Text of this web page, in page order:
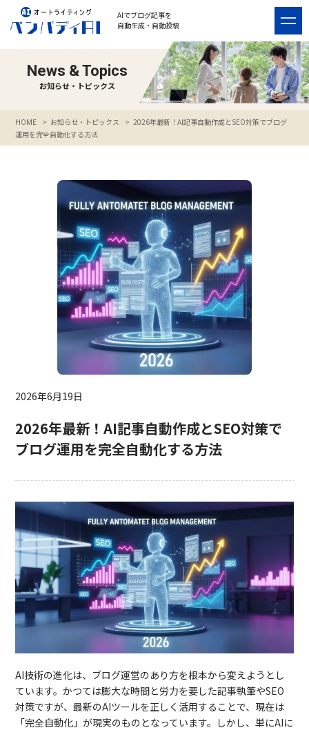
AIでブログ記事を
自動生成・自動投稿
News & Topics
お知らせ・トピックス
HOME > お知らせ・トピックス > 2026年最新！AI記事自動作成とSEO対策でブログ
運用を完全自動化する方法
2026年6月19日
2026年最新！AI記事自動作成とSEO対策で
ブログ運用を完全自動化する方法
AI技術の進化は、ブログ運営のあり方を根本から変えようとし
ています。かつては膨大な時間と労力を要した記事執筆やSEO
対策ですが、最新のAIツールを正しく活用することで、現在は
「完全自動化」が現実のものとなっています。しかし、単にAIに